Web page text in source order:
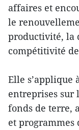
affaires et
le
productivité, la
compétitivité
Elle s’applique
entreprises sur
fonds de terre,
et programmes